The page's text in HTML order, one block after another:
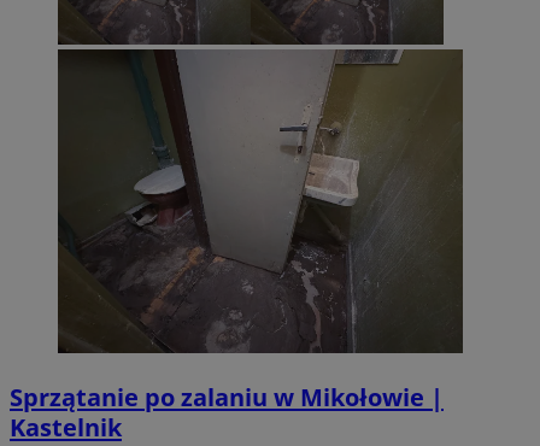
Sprzątanie po zalaniu w Mikołowie |
Kastelnik